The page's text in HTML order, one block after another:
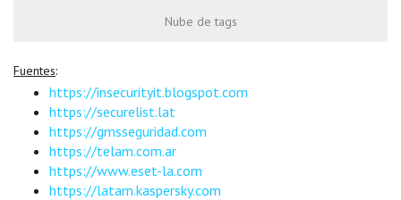
Nube de tags
Fuentes:
https://insecurityit.blogspot.com
https://securelist.lat
https://gmsseguridad.com
https://telam.com.ar
https://www.eset-la.com
https://latam.kaspersky.com